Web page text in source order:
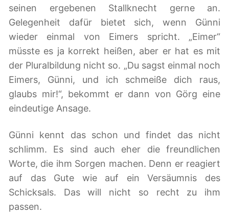
seinen ergebenen Stallknecht gerne an.
Gelegenheit dafür bietet sich, wenn Günni
wieder einmal von Eimers spricht. „Eimer“
müsste es ja korrekt heißen, aber er hat es mit
der Pluralbildung nicht so. „Du sagst einmal noch
Eimers, Günni, und ich schmeiße dich raus,
glaubs mir!“, bekommt er dann von Görg eine
eindeutige Ansage.
Günni kennt das schon und findet das nicht
schlimm. Es sind auch eher die freundlichen
Worte, die ihm Sorgen machen. Denn er reagiert
auf das Gute wie auf ein Versäumnis des
Schicksals. Das will nicht so recht zu ihm
passen.